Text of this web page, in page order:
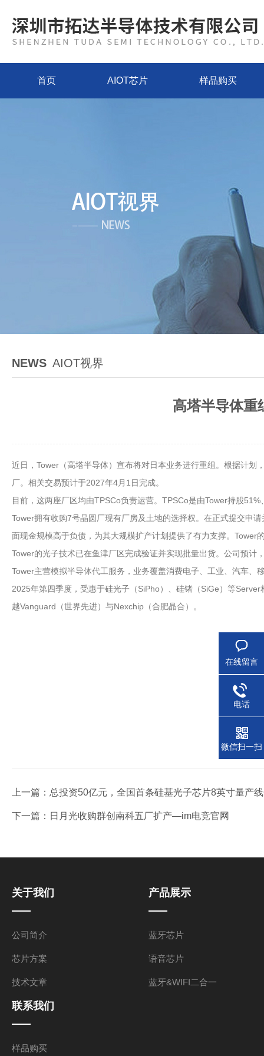
首页 AIOT芯片 样品购买
NEWS AIOT视界
高塔半导体
近日，Tower（高塔半导体）宣布将对日本业务进行重组。根据计
厂。相关交易预计于2027年4月1日完成。
目前，这两座厂区均由TPSCo负责运营。TPSCo是由Tower持股
Tower拥有收购7号晶圆厂现有厂房及土地的选择权。在正式提交申
面现金规模高于负债，为其大规模扩产计划提供了有力支撑。
Tower的光子技术已在鱼津厂区完成验证并实现批量出货。公司预
Tower主营模拟半导体代工服务，业务覆盖消费电子、工业、汽车、
2025年第四季度，受惠于硅光子（SiPho）、硅锗（SiGe）等
越Vanguard（世界先进）与Nexchip（合肥晶合）。
上一篇： 总投资50亿元，全国首条硅基光子芯片8英寸量产
下一篇： 日月光收购群创南科五厂扩产—im电竞官网
关于我们
公司简介
芯片方案
技术文章
产品展示
蓝牙芯片
语音芯片
蓝牙&WIFI二合一
联系我们
样品购买
在线留言
电话
微信扫一扫